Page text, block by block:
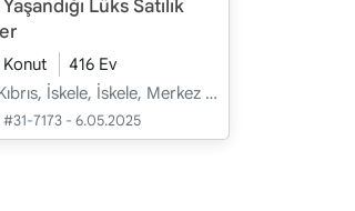
Lüks Satılık
416 Ev
Kuzey Kıbrıs, İskele, İskele, Merkez - Merkez
#31-7173 - 6.05.2025